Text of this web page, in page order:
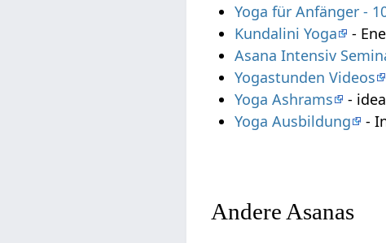
Yoga für Anfänger -
Kundalini Yoga
-
Asana Intensiv
Yogastunden Videos
Yoga Ashrams
-
Yoga Ausbildung
-
Andere Asanas